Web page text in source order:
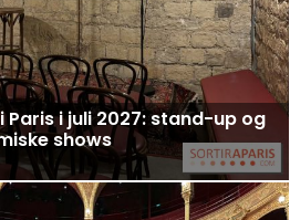
i juli 2027: stand-up og
shows